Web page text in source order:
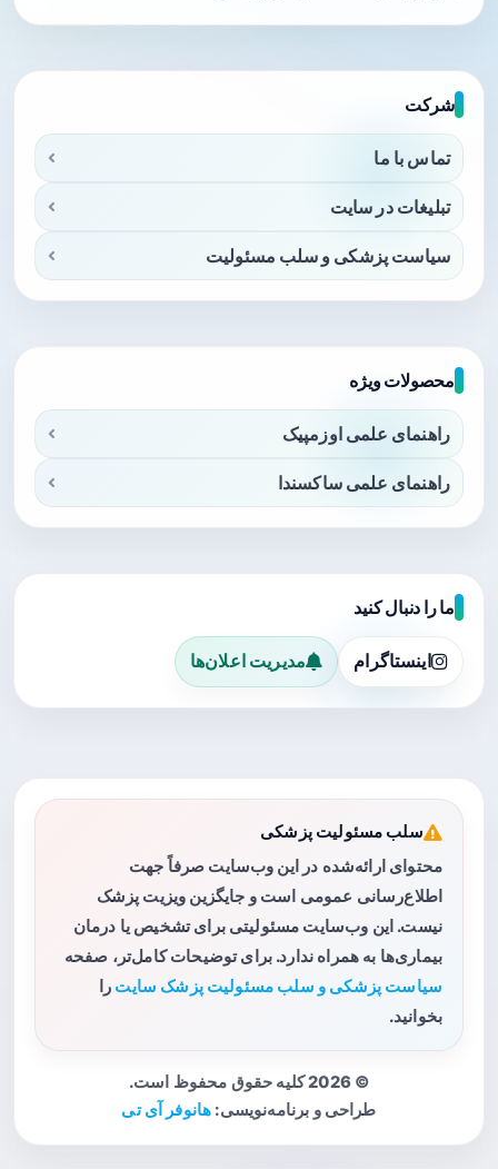
شرکت
تماس با ما
تبلیغات در سایت
سیاست پزشکی و سلب مسئولیت
محصولات ویژه
راهنمای علمی اوزمپیک
راهنمای علمی ساکسندا
ما را دنبال کنید
اینستاگرام مدیریت اعلان‌ها
سلب مسئولیت پزشکی
محتوای ارائه‌شده در این وب‌سایت صرفاً جهت
اطلاع‌رسانی عمومی است و جایگزین ویزیت پزشک
نیست. این وب‌سایت مسئولیتی برای تشخیص یا درمان
بیماری‌ها به همراه ندارد. برای توضیحات کامل‌تر، صفحه
سیاست پزشکی و سلب مسئولیت پزشک سایت را
بخوانید.
© 2026 کلیه حقوق محفوظ است.
طراحی و برنامه‌نویسی: هانوفر آی تی